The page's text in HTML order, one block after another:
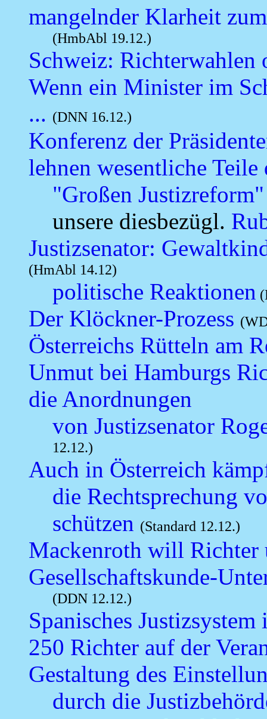
mangelnder Klarheit
(HmbAbl 19.12.)
Schweiz: Richterwahlen
Wenn ein Minister im
... (DNN 16.12.)
Konferenz der
lehnen wesentliche Teile
"Großen
unsere diesbezügl.
Justizsenator:
(HmAbl 14.12)
politische Reaktionen
Der Klöckner-Prozess
Österreichs Rütteln am
Unmut bei Hamburgs
die Anordnungen
von Justizsenator
12.12.)
Auch in Österreich
die Rechtsprechung
schützen (Standard 12.12.)
Mackenroth will Richter
Gesellschaftskunde-
(DDN 12.12.)
Spanisches Justizsystem
250 Richter auf der
Gestaltung des
durch die